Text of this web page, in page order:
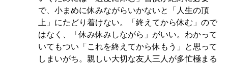
で、小まめに休みながらいかないと「人生の頂
上」にたどり着けない。「終えてから休む」ので
はなく、「休み休みしながら」がいい。わかって
いてもつい「これを終えてから休もう」と思って
しまいがち。親しい大切な友人三人が多忙極まる